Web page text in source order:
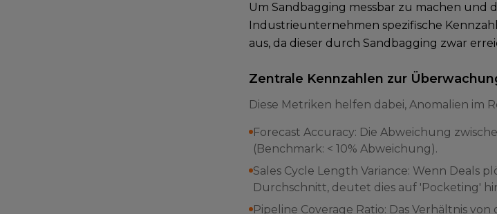
Um Sandbagging messbar zu machen und
Industrieunternehmen spezifische
aus, da dieser durch Sandbagging zwar
Zentrale Kennzahlen zur
Diese Metriken helfen dabei, Anomalien im
Forecast Accuracy: Die Abweichung
(Benchmark: < 10% Abweichung).
Sales Cycle Length Variance: Wenn Deals
Durchschnitt, deutet dies auf 'Pocketing'
Pipeline Coverage Ratio: Das Verhältnis